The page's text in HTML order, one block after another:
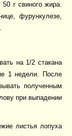
г свиного жира.
фурункулезе,
на 1/2 стакана
1 недели. После
полученным
при выпадении
листья лопуха